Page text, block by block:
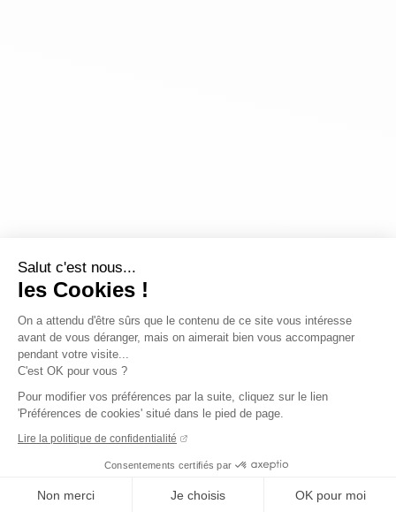
Salut c'est nous...
les Cookies !
On a attendu d'être sûrs que le contenu de ce site vous intéresse
avant de vous déranger, mais on aimerait bien vous accompagner
pendant votre visite...
C'est OK pour vous ?
Pour modifier vos préférences par la suite, cliquez sur le lien
'Préférences de cookies' situé dans le pied de page.
Lire la politique de confidentialité
Consentements certifiés par
Non merci Je choisis OK pour moi